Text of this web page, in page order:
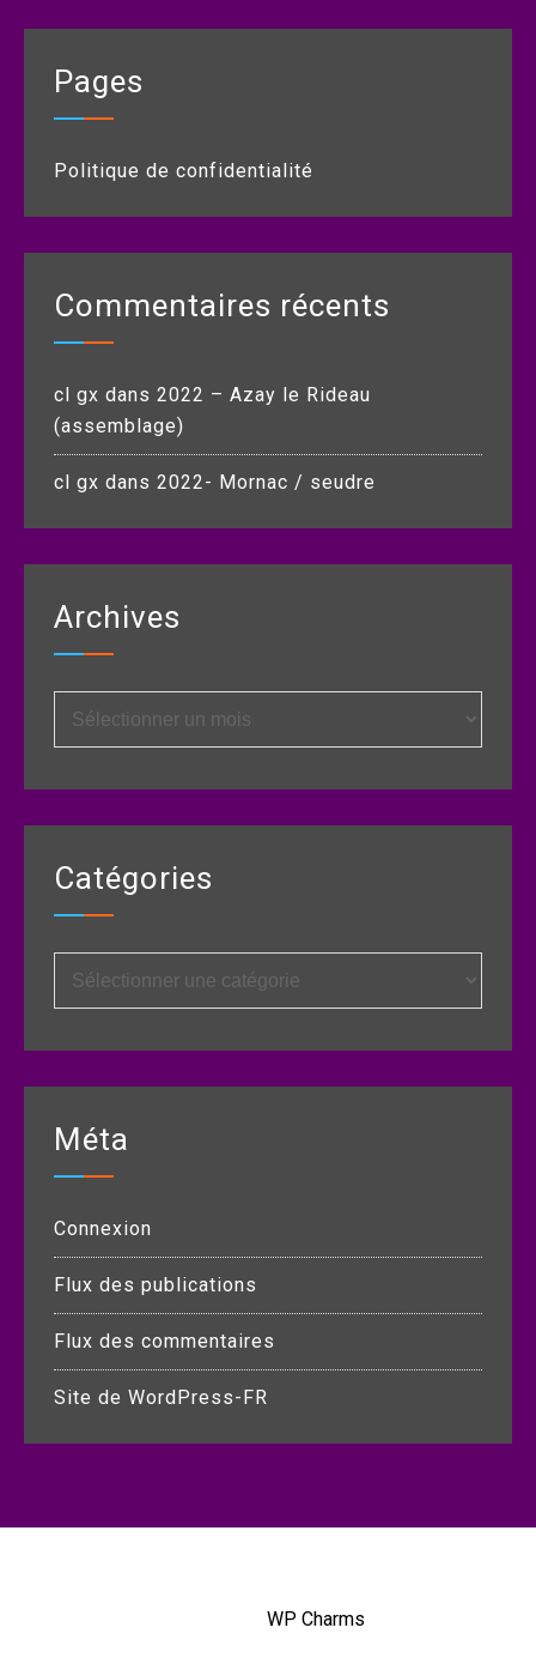
Pages
Politique de confidentialité
Commentaires récents
cl gx dans 2022 – Azay le Rideau
(assemblage)
cl gx dans 2022- Mornac / seudre
Archives
Catégories
Méta
Connexion
Flux des publications
Flux des commentaires
Site de WordPress-FR
WP Charms